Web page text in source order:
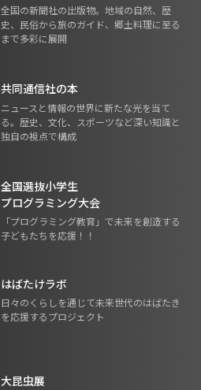
全国の新聞社の出版物。地域の自然、歴
史、民俗から旅のガイド、郷土料理に至る
まで多彩に展開
共同通信社の本
ニュースと情報の世界に新たな光を当て
る。歴史、文化、スポーツなど深い知識と
独自の視点で構成
全国選抜小学生
プログラミング大会
「プログラミング教育」で未来を創造する
子どもたちを応援！！
はばたけラボ
日々のくらしを通じて未来世代のはばたき
を応援するプロジェクト
大昆虫展